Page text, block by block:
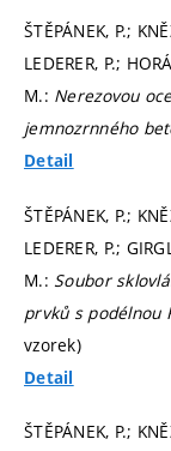
ŠTĚPÁNEK, P.;
LEDERER, P.;
M.: Nerezovou
jemnozrnného
Detail
ŠTĚPÁNEK, P.;
LEDERER, P.;
M.: Soubor
prvků s podélnou
vzorek)
Detail
ŠTĚPÁNEK, P.;